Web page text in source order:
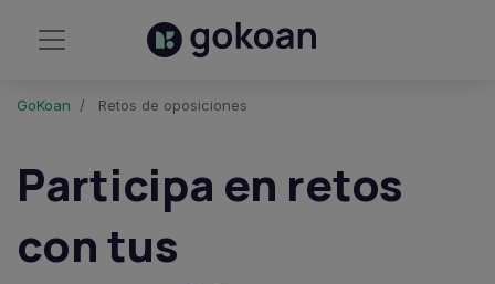
GoKoan Retos de oposiciones
Participa en retos
con tus